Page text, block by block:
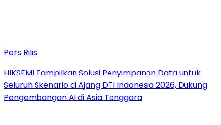
Pers Rilis
HIKSEMI Tampilkan Solusi Penyimpanan Data untuk
Seluruh Skenario di Ajang DTI Indonesia 2026, Dukung
Pengembangan AI di Asia Tenggara